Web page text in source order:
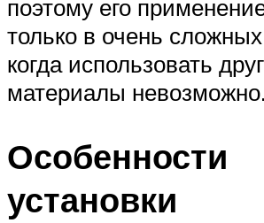
поэтому его
только в очень
когда использовать
материалы невозможно.
Особенности
установки